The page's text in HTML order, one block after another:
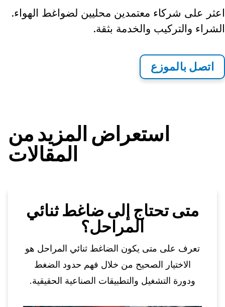
اعثر على شركاء معتمدين محليين لضواغط الهواء.
الشراء والتركيب والخدمة بثقة.
اتصل بالموزع
استعراض المزيد من
المقالات
متى تحتاج إلى ضاغط ثنائي
المراحل؟
تعرف على متى يكون الضاغط ثنائي المراحل هو
الاختيار الصحيح من خلال فهم حدود الضغط
ودورة التشغيل والتطبيقات الصناعية الحقيقية.